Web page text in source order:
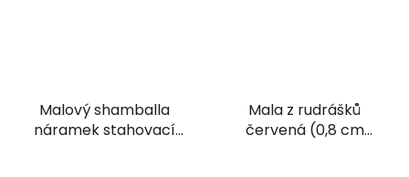
Malový shamballa
náramek stahovací
Mala z rudrášků
červená (0,8 cm